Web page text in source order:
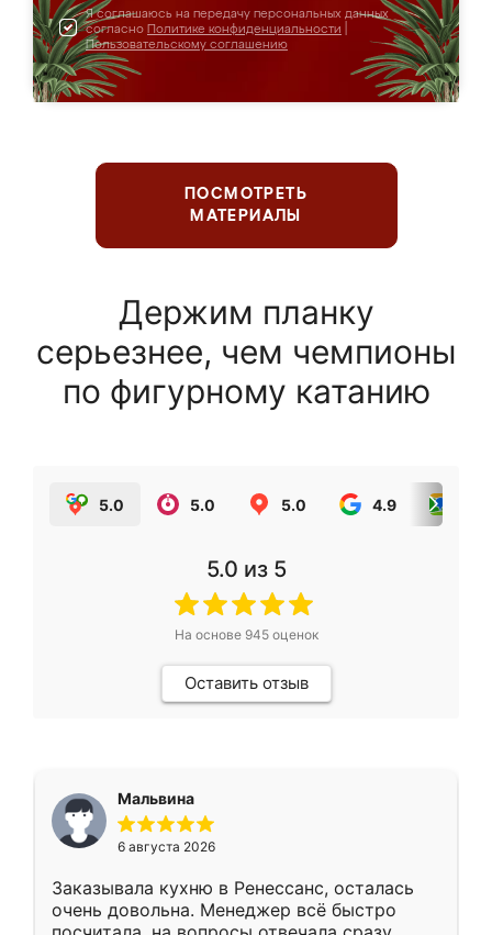
Я соглашаюсь на передачу персональных данных
согласно Политике конфиденциальности
Пользовательскому соглашению
ПОСМОТРЕТЬ
МАТЕРИАЛЫ
Держим планку
серьезнее, чем чемпионы
по фигурному катанию
5.0 5.0 5.0 4.9
5.0 из 5
На основе 945оценок
Оставить отзыв
Мальвина
6 августа 2026
Заказывала кухню в Ренессанс, осталась
очень довольна. Менеджер всё быстро